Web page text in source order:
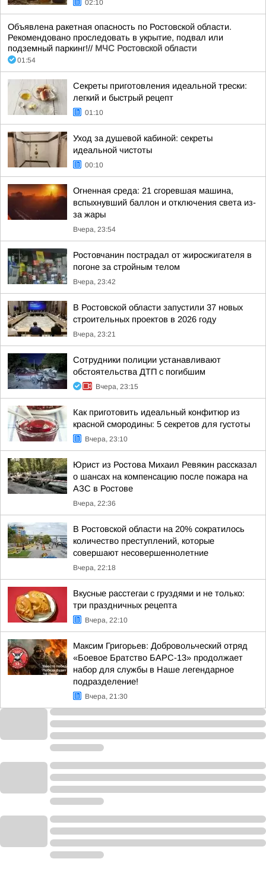
02:10
Объявлена ракетная опасность по Ростовской области.
Рекомендовано проследовать в укрытие, подвал или
подземный паркинг!// МЧС Ростовской области
01:54
Секреты приготовления идеальной трески:
легкий и быстрый рецепт
01:10
Уход за душевой кабиной: секреты
идеальной чистоты
00:10
Огненная среда: 21 сгоревшая машина,
вспыхнувший баллон и отключения света из-
за жары
Вчера, 23:54
Ростовчанин пострадал от жиросжигателя в
погоне за стройным телом
Вчера, 23:42
В Ростовской области запустили 37 новых
строительных проектов в 2026 году
Вчера, 23:21
Сотрудники полиции устанавливают
обстоятельства ДТП с погибшим
Вчера, 23:15
Как приготовить идеальный конфитюр из
красной смородины: 5 секретов для густоты
Вчера, 23:10
Юрист из Ростова Михаил Ревякин рассказал
о шансах на компенсацию после пожара на
АЗС в Ростове
Вчера, 22:36
В Ростовской области на 20% сократилось
количество преступлений, которые
совершают несовершеннолетние
Вчера, 22:18
Вкусные расстегаи с груздями и не только:
три праздничных рецепта
Вчера, 22:10
Максим Григорьев: Добровольческий отряд
«Боевое Братство БАРС-13» продолжает
набор для службы в Наше легендарное
подразделение!
Вчера, 21:30